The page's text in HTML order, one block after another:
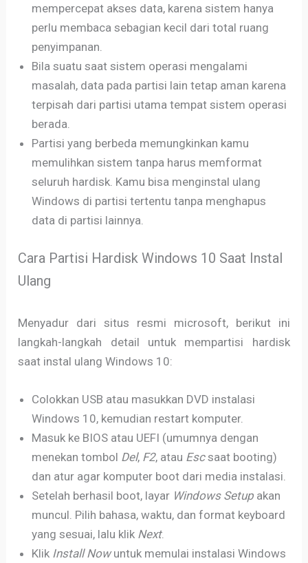
mempercepat akses data, karena sistem hanya
perlu membaca sebagian kecil dari total ruang
penyimpanan.
Bila suatu saat sistem operasi mengalami
masalah, data pada partisi lain tetap aman karena
terpisah dari partisi utama tempat sistem operasi
berada.
Partisi yang berbeda memungkinkan kamu
memulihkan sistem tanpa harus memformat
seluruh hardisk. Kamu bisa menginstal ulang
Windows di partisi tertentu tanpa menghapus
data di partisi lainnya.
Cara Partisi Hardisk Windows 10 Saat Instal
Ulang
Menyadur dari situs resmi microsoft, berikut ini
langkah-langkah detail untuk mempartisi hardisk
saat instal ulang Windows 10:
Colokkan USB atau masukkan DVD instalasi
Windows 10, kemudian restart komputer.
Masuk ke BIOS atau UEFI (umumnya dengan
menekan tombol Del, F2, atau Escsaat booting)
dan atur agar komputer boot dari media instalasi.
Setelah berhasil boot, layar Windows Setup akan
muncul. Pilih bahasa, waktu, dan format keyboard
yang sesuai, lalu klik Next.
Klik Install Nowuntuk memulai instalasi Windows